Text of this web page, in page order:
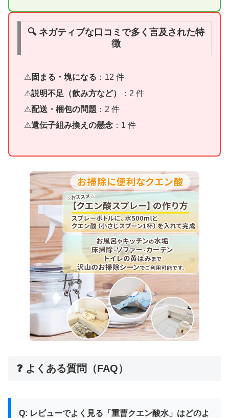
🔍 ネガティブな口コミで多く言及された特
徴
固まる・塊になる ：12 件
説明不足（飲み方など）
：2 件
配送・梱包の問題 ：2 件
遺伝子組み換えの懸念 ：1 件
❓ よくある質問（FAQ）
Q: レビューでよく見る「重曹クエン酸水」はどのよ